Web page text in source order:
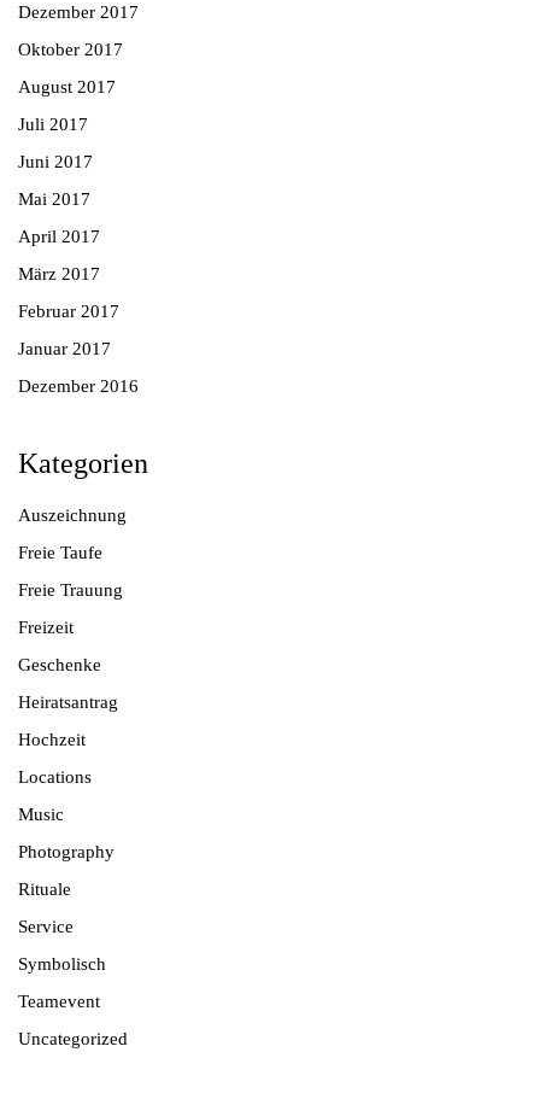
Dezember 2017
Oktober 2017
August 2017
Juli 2017
Juni 2017
Mai 2017
April 2017
März 2017
Februar 2017
Januar 2017
Dezember 2016
Kategorien
Auszeichnung
Freie Taufe
Freie Trauung
Freizeit
Geschenke
Heiratsantrag
Hochzeit
Locations
Music
Photography
Rituale
Service
Symbolisch
Teamevent
Uncategorized